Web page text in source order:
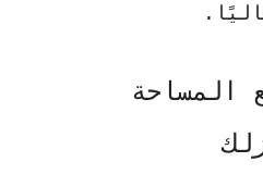
المساحة